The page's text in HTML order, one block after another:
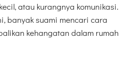
atau kurangnya komunikasi.
banyak suami mencari cara
kehangatan dalam rumah